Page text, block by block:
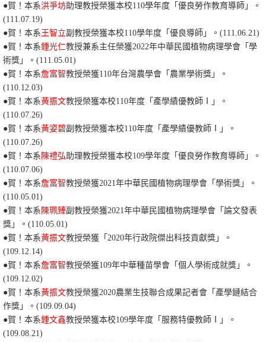
●賀！本系洪爭坊助理教授榮獲本校110學年度「優良勞作教育導師」。
(111.07.19)
●賀！本系 王智立副教授榮獲本校110學年度「優良導師」。(111.06.21)
●賀！本系鍾光仁教授兼系主任榮獲2022年中華民國植物病理學會「學
術獎」。(111.05.01)
●賀！本系詹富智教授榮獲110年台灣農學會「農業學術獎」。
(110.12.03)
●賀！本系黃振文教授榮獲本校110年度「產學績優教師Ⅰ」。
(110.07.26)
●賀！本系黃姿碧副教授榮獲本校110年度「產學績優教師Ⅰ」。
(110.07.26)
●賀！本系 陳禮弘 助理教授榮獲本校109學年度「優良勞作教育導師」。
(110.07.06)
●賀！本系詹富智教授榮獲2021年中華民國植物病理學會「學術獎」。
(110.05.01)
●賀！本系 陳珮臻副教授榮獲2021年中華民國植物病理學會「論文發表
獎」。(110.05.01)
●賀！本系黃振文教授榮獲「2020年行政院傑出科技貢獻獎」。
(109.12.14)
●賀！本系詹富智教授榮獲109年中華種苗學會「個人學術成就獎」。
(109.12.02)
●賀！本系黃振文教授榮獲2020農業生技聯合成果記者會「產學鏈結合
作獎」。(109.09.04)
●賀！本系鍾文鑫教授榮獲本校109學年度「服務特優教師Ⅰ」
。
(109.08.21)